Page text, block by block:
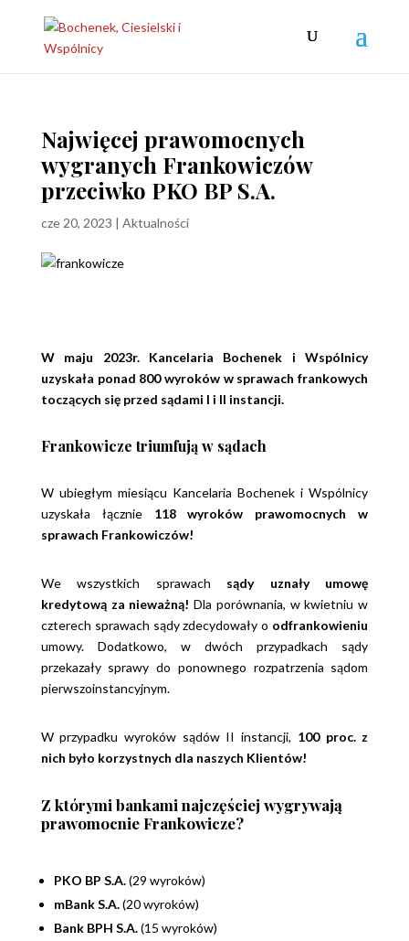
Najwięcej prawomocnych
wygranych Frankowiczów
przeciwko PKO BP S.A.
cze 20, 2023 | Aktualności
W maju 2023r. Kancelaria Bochenek i Wspólnicy
uzyskała ponad 800 wyroków w sprawach frankowych
toczących się przed sądami I i II instancji.
Frankowicze triumfują w sądach
W ubiegłym miesiącu Kancelaria Bochenek i Wspólnicy
uzyskała łącznie 118 wyroków
prawomocnych w
sprawach Frankowiczów!
We wszystkich sprawach sądy uznały umowę
kredytową za nieważną! Dla porównania, w kwietniu w
czterech sprawach sądy zdecydowały o odfrankowieniu
umowy. Dodatkowo, w dwóch przypadkach sądy
przekazały sprawy do ponownego rozpatrzenia sądom
pierwszoinstancyjnym.
W przypadku wyroków sądów II instancji, 100 proc. z
nich było korzystnych dla naszych Klientów!
Z którymi bankami najczęściej wygrywają
prawomocnie Frankowicze?
PKO BP S.A.(29 wyroków)
mBank S.A.(20 wyroków)
Bank BPH S.A.(15 wyroków)